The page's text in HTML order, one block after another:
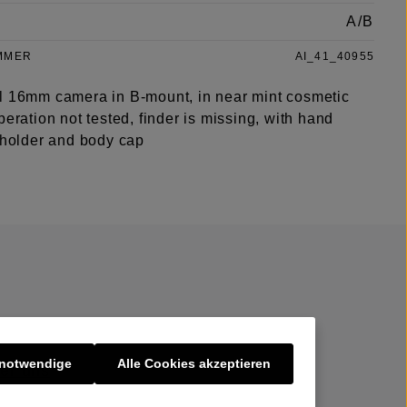
A/B
AI_41_40955
16mm camera in B-mount, in near mint cosmetic
not tested, finder is missing, with hand
and body cap
uns Alle Cookies akzeptieren